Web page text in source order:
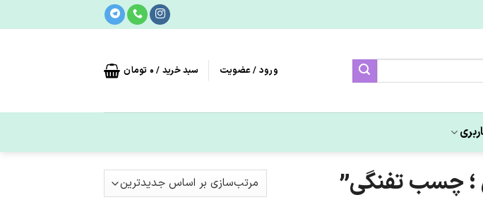
ورود / عضویت سبد خرید / 0 تومان
چسب تفنگی”